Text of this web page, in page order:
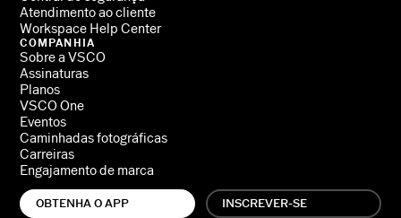
Atendimento ao cliente
Workspace Help Center
COMPANHIA
Sobre a VSCO
Assinaturas
Planos
VSCO One
Eventos
Caminhadas fotográficas
Carreiras
Engajamento de marca
OBTENHA O APP INSCREVER-SE